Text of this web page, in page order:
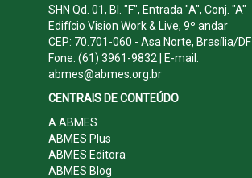
SHN Qd. 01, Bl. "F", Entrada "A", Conj. "A"
Edifício Vision Work & Live, 9º andar
CEP: 70.701-060 - Asa Norte, Brasília/DF
Fone: (61) 3961-9832 | E-mail:
abmes@abmes.org.br
CENTRAIS DE CONTEÚDO
A ABMES
ABMES Plus
ABMES Editora
ABMES Blog